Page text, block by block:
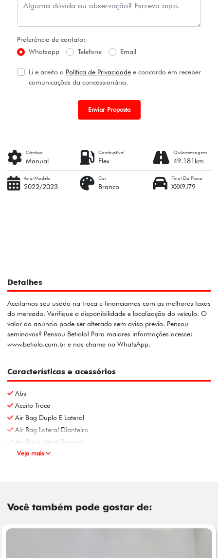
Preferência de contato:
Whatsapp
Telefone Email
Li e aceito a Política de Privacidade e concordo em receber
comunicações da concessionária.
Enviar Proposta
Câmbio
Manual
Combustível
Flex
Quilometragem
49.181km
Ano/Modelo
2022/2023
Cor
Branco
Final Da Placa
XXX9J79
Detalhes
Aceitamos seu usado na troca e financiamos com as melhores taxas
do mercado. Verifique a disponibilidade e localização do veículo. O
valor do anúncio pode ser alterado sem aviso prévio. Pensou
seminovos? Pensou Betiolo! Para maiores informações acesse:
www.betiolo.com.br e nos chame no WhatsApp.
Características e acessórios
Abs
Aceito Troca
Air Bag Duplo E Lateral
Air Bag Lateral Dianteiro
Air Bag Lateral Traseiro
Veja mais
Você também pode gostar de: